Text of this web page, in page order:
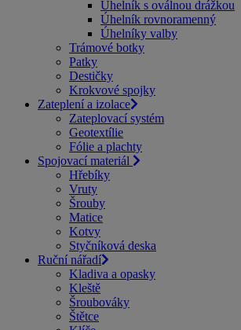
Úhelník s oválnou drážkou
Úhelník rovnoramenný
Úhelníky valby
Trámové botky
Patky
Destičky
Krokvové spojky
Zateplení a izolace
Zateplovací systém
Geotextílie
Fólie a plachty
Spojovací materiál
Hřebíky
Vruty
Šrouby
Matice
Kotvy
Styčníková deska
Ruční nářadí
Kladiva a opasky
Kleště
Šroubováky
Štětce